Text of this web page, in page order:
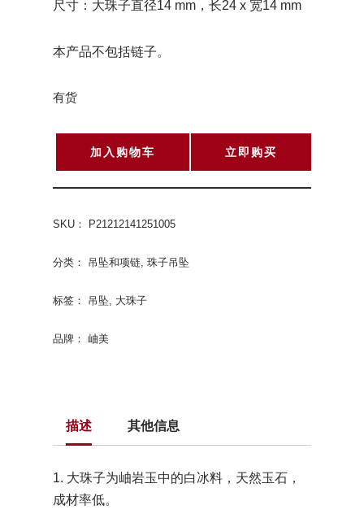
尺寸：大珠子直径14 mm，长24 x 宽14 mm
本产品不包括链子。
有货
加入购物车 立即购买
SKU： P21212141251005
分类： 吊坠和项链, 珠子吊坠
标签： 吊坠, 大珠子
品牌： 岫美
描述 其他信息
1. 大珠子为岫岩玉中的白冰料，天然玉石，
成材率低。